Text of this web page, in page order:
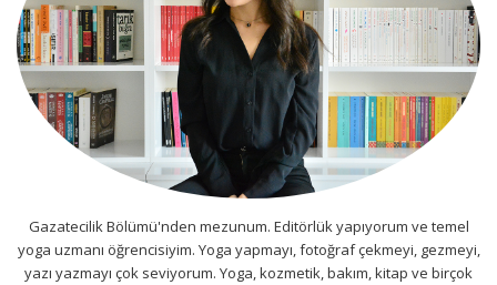
Gazatecilik Bölümü'nden mezunum. Editörlük yapıyorum ve temel
yoga uzmanı öğrencisiyim. Yoga yapmayı, fotoğraf çekmeyi, gezmeyi,
yazı yazmayı çok seviyorum. Yoga, kozmetik, bakım, kitap ve birçok